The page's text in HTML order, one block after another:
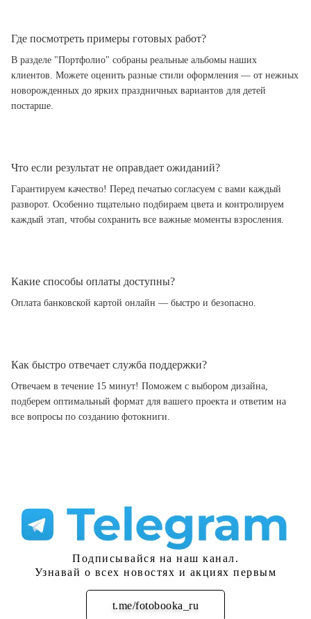
Где посмотреть примеры готовых работ?
В разделе "Портфолио" собраны реальные альбомы наших
клиентов. Можете оценить разные стили оформления — от нежных
новорожденных до ярких праздничных вариантов для детей
постарше.
Что если результат не оправдает ожиданий?
Гарантируем качество! Перед печатью согласуем с вами каждый
разворот. Особенно тщательно подбираем цвета и контролируем
каждый этап, чтобы сохранить все важные моменты взросления.
Какие способы оплаты доступны?
Оплата банковской картой онлайн — быстро и безопасно.
Как быстро отвечает служба поддержки?
Отвечаем в течение 15 минут! Поможем с выбором дизайна,
подберем оптимальный формат для вашего проекта и ответим на
все вопросы по созданию фотокниги.
Подписывайся на наш канал.
Узнавай о всех новостях и акциях первым
t.me/fotobooka_ru
Подписаться